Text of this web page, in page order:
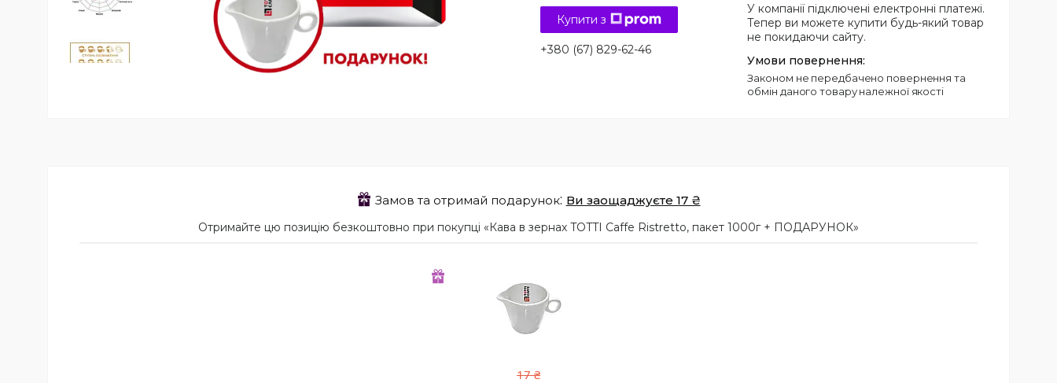
Купити з
+380 (67) 829-62-46
У компанії підключені електронні платежі.
Тепер ви можете купити будь-який товар
не покидаючи сайту.
Законом не передбачено повернення та
обмін даного товару належної якості
Замов та отримай подарунок Ви заощаджуєте 17 ₴
Отримайте цю позицію безкоштовно при покупці «Кава в зернах TOTTI Caffe Ristretto, пакет 1000г + ПОДАРУНОК»
17 ₴